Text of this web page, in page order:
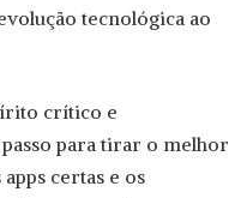
tecnológica ao
crítico e
para tirar o melhor
certas e os